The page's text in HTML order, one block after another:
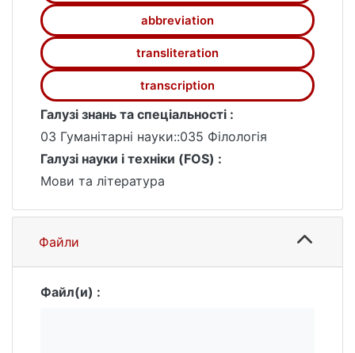
abbreviation
transliteration
transcription
Галузі знань та спеціальності :
03 Гуманітарні науки::035 Філологія
Галузі науки і техніки (FOS) :
Мови та література
Файли
Файл(и) :